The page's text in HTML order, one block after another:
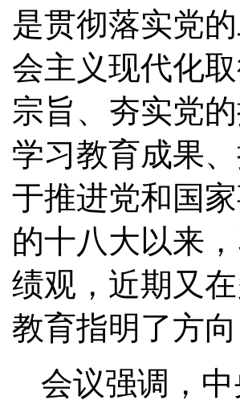
是贯彻落实党
会主义现代化
宗旨、夯实党
学习教育成果
于推进党和国
的十八大以来
绩观，近期又
教育指明了方
会议强调，